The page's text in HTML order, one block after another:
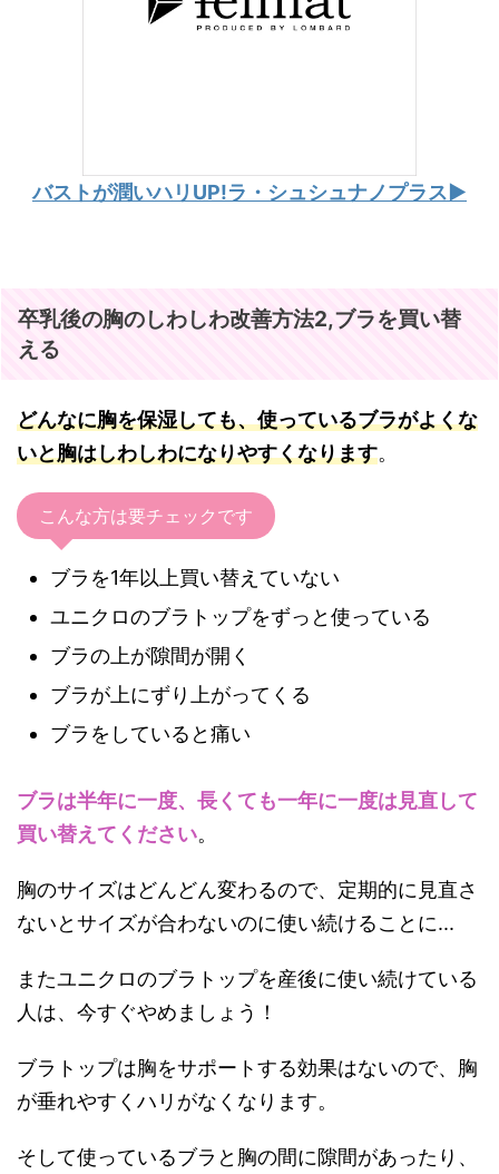
バストが潤いハリUP!ラ・シュシュナノプラス▶︎
卒乳後の胸のしわしわ改善方法2,ブラを買い替
える
どんなに胸を保湿しても、使っているブラがよくな
いと胸はしわしわになりやすくなります。
こんな方は要チェックです
ブラを1年以上買い替えていない
ユニクロのブラトップをずっと使っている
ブラの上が隙間が開く
ブラが上にずり上がってくる
ブラをしていると痛い
ブラは半年に一度、長くても一年に一度は見直して
買い替えてください。
胸のサイズはどんどん変わるので、定期的に見直さ
ないとサイズが合わないのに使い続けることに...
またユニクロのブラトップを産後に使い続けている
人は、今すぐやめましょう！
ブラトップは胸をサポートする効果はないので、胸
が垂れやすくハリがなくなります。
そして使っているブラと胸の間に隙間があったり、